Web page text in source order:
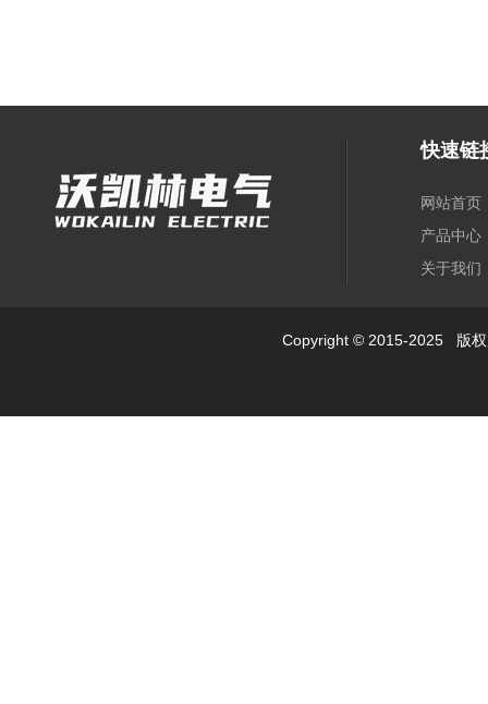
快速链
网站首页
产品中心
关于我们
Copyright © 2015-2025 版权